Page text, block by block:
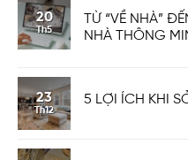
20
Th5
TỪ “VỀ NHÀ”
NHÀ THÔNG
23
Th12
5 LỢI ÍCH KHI